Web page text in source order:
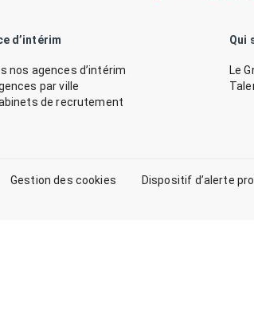
d’intérim
nos agences d’intérim
par ville
de recrutement
Qui
Le
Gestion des cookies Dispositif d’alerte